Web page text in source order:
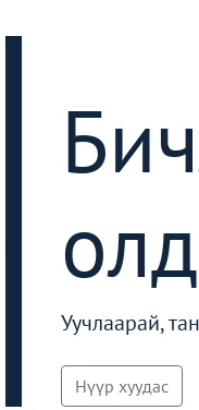
Уучлаарай,
Нүүр хуудас